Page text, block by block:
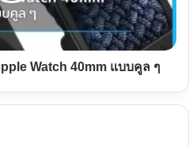
Watch 40mm แบบคูล ๆ